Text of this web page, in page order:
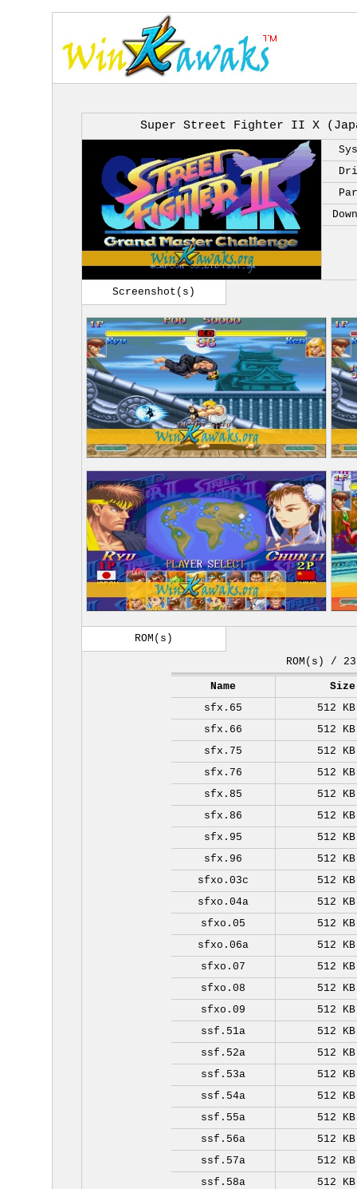
Super Street Fighter II X
Screenshot(s)
ROM(s)
ROM(s) / 23
Name
Size
sfx.65
512 KB
sfx.66
512 KB
sfx.75
512 KB
sfx.76
512 KB
sfx.85
512 KB
sfx.86
512 KB
sfx.95
512 KB
sfx.96
512 KB
sfxo.03c
512 KB
sfxo.04a
512 KB
sfxo.05
512 KB
sfxo.06a
512 KB
sfxo.07
512 KB
sfxo.08
512 KB
sfxo.09
512 KB
ssf.51a
512 KB
ssf.52a
512 KB
ssf.53a
512 KB
ssf.54a
512 KB
ssf.55a
512 KB
ssf.56a
512 KB
ssf.57a
512 KB
ssf.58a
512 KB